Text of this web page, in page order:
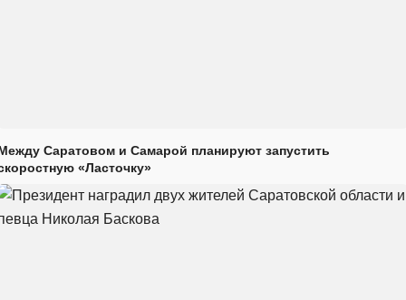
Саратовом и Самарой планируют запустить
«Ласточку»